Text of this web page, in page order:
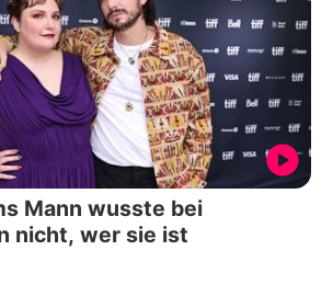
Mann wusste bei
nicht, wer sie ist